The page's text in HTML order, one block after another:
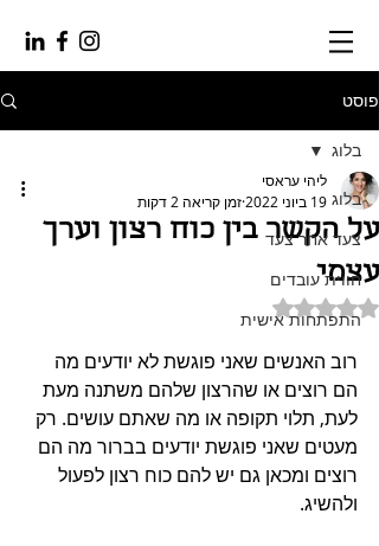
פוסט
בלוג
צעד אחר צעד
חווית עובדים
התפתחות אישית
בלוג
על הקשר בין כוח רצון וערך
עצמי
ליהי עראסי
19 ביוני 2022
זמן קריאה 2 דקות
דירוג של NaN מתוך 5 כוכבים
רוב האנשים שאני פוגשת לא יודעים מה
הם רוצים או שהרצון שלהם משתנה מעת
לעת, תלוי תקופה או מה שאתם עושים. רק
מעטים שאני פוגשת יודעים בברור מה הם
רוצים ומכאן גם יש להם כוח רצון לפעול
ולהשיג.